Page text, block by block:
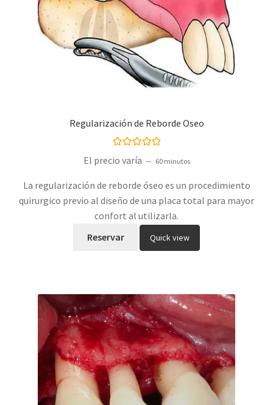
Regularización de Reborde Oseo
El precio varía 60 minutos
La regularización de reborde óseo es un procedimiento
quirurgico previo al diseño de una placa total para mayor
confort al utilizarla.
Reservar
Quick view